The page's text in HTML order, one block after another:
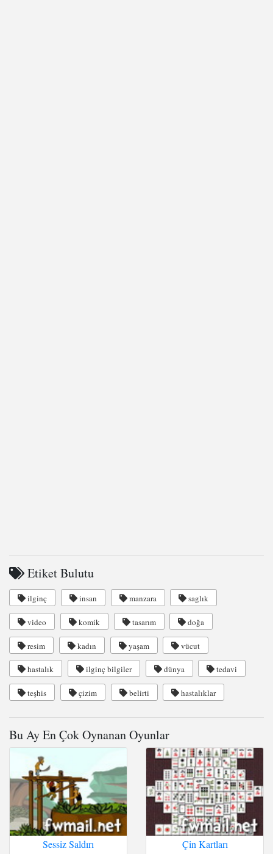
Etiket Bulutu
ilginç insan manzara saglık
video komik tasarım doğa
resim kadın yaşam vücut
hastalık ilginç bilgiler dünya tedavi
teşhis çizim belirti hastalıklar
Bu Ay En Çok Oynanan Oyunlar
Sessiz Saldırı Çin Kartları